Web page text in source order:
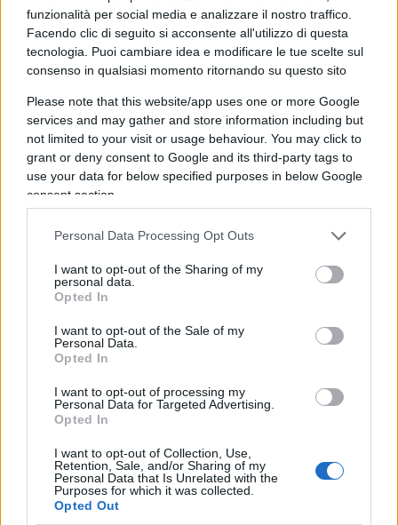
funzionalità per social media e analizzare il nostro traffico.
Facendo clic di seguito si acconsente all'utilizzo di questa
tecnologia. Puoi cambiare idea e modificare le tue scelte sul
consenso in qualsiasi momento ritornando su questo sito
Please note that this website/app uses one or more Google
services and may gather and store information including but
not limited to your visit or usage behaviour. You may click to
grant or deny consent to Google and its third-party tags to
use your data for below specified purposes in below Google
consent section.
Personal Data Processing Opt Outs
I want to opt-out of the Sharing of my
personal data.
Opted In
I want to opt-out of the Sale of my
Personal Data.
Opted In
I want to opt-out of processing my
Personal Data for Targeted Advertising.
Opted In
I want to opt-out of Collection, Use,
Retention, Sale, and/or Sharing of my
Personal Data that Is Unrelated with the
Purposes for which it was collected.
Opted Out
sicurezza
Tutto giustificato in nome della sicurezza? In tutto
questo si tende ad ignorare che nei giorni festivi
potrebbe non esserci nessun parallelo tra cibo
acquistato ed assembramenti in case private, in
quanto, le persone potrebbero procacciarsi del
cibo per mangiare in più o regalarlo ai parenti ed
amici per donare un sorriso e vivere quei brevi
momenti di convivialità e felicità necessari alla
salute. Inoltre, questo schema configura appunto,
l’impossibilità di predisporsi anche mentalmente
al fare dei regali ai nostri cari. Desideriamo
ricordare a beneficio di tutti che durante la
Uova di Pasqua, Colombe ed altri tipi di alimenti
proprio con il fine di donarli alle persone amate.
Questo continuo amplificarsi di proposte
“autoritarie e liberticide” rischiano di distruggerla
la salute in modo definitivo invece che tutelarla.